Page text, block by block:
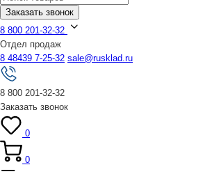
Заказать звонок
8 800 201-32-32
Отдел продаж
8 48439 7-25-32 sale@rusklad.ru
8 800 201-32-32
Заказать звонок
0
0